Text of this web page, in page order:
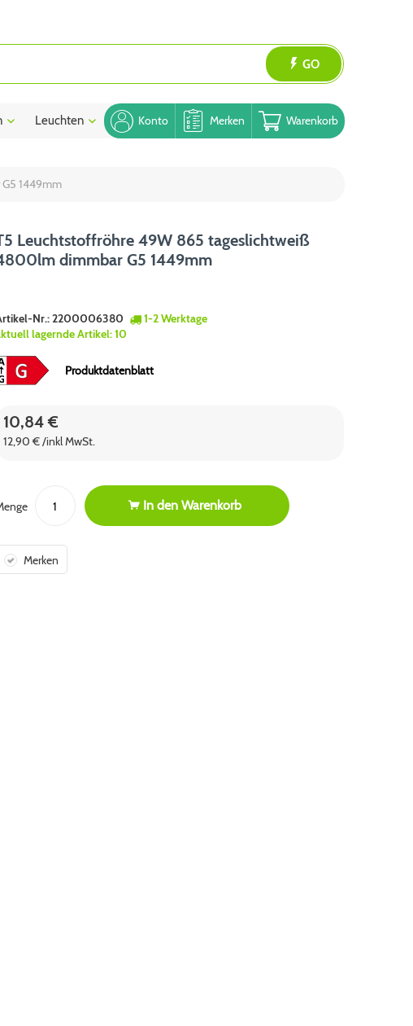
GO
Konto Merken Warenkorb
Leuchten Blog
1449mm
Leuchtstoffröhre 49W 865 tageslichtweiß
dimmbar G5 1449mm
Nr.:2200006380
1-2 Werktage
lagernde Artikel:10
Produktdatenblatt
10,84 €
12,90 € /inkl MwSt.
In den Warenkorb
Merken